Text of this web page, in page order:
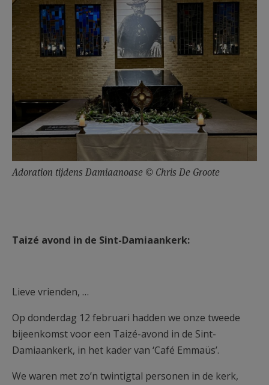
Adoration tijdens Damiaanoase © Chris De Groote
Taizé avond in de Sint-Damiaankerk:
Lieve vrienden, …
Op donderdag 12 februari hadden we onze tweede
bijeenkomst voor een Taizé-avond in de Sint-
Damiaankerk, in het kader van ‘Café Emmaüs’.
We waren met zo’n twintigtal personen in de kerk,